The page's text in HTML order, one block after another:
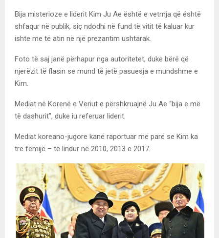
Bija misterioze e liderit Kim Ju Ae është e vetmja që është
shfaqur në publik, siç ndodhi në fund të vitit të kaluar kur
ishte me të atin në një prezantim ushtarak.
Foto të saj janë përhapur nga autoritetet, duke bërë që
njerëzit të flasin se mund të jetë pasuesja e mundshme e
Kim.
Mediat në Korenë e Veriut e përshkruajnë Ju Ae “bija e më
të dashurit”, duke iu referuar liderit.
Mediat koreano-jugore kanë raportuar më parë se Kim ka
tre fëmijë – të lindur në 2010, 2013 e 2017.